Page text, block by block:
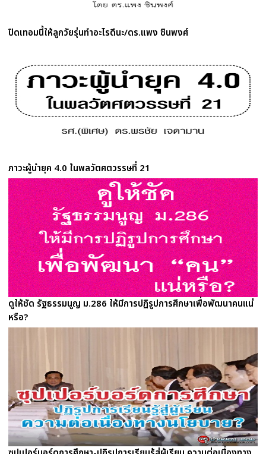
ปิดเทอมนี้ให้ลูกวัยรุ่นทำอะไรดีนะ/ดร.แพง ชินพงศ์
ภาวะผู้นำยุค 4.0 ในพลวัตศตวรรษที่ 21
ดูให้ชัด รัฐธรรมนูญ ม.286 ให้มีการปฏิรูปการศึกษาเพื่อพัฒนาคนแน่
หรือ?